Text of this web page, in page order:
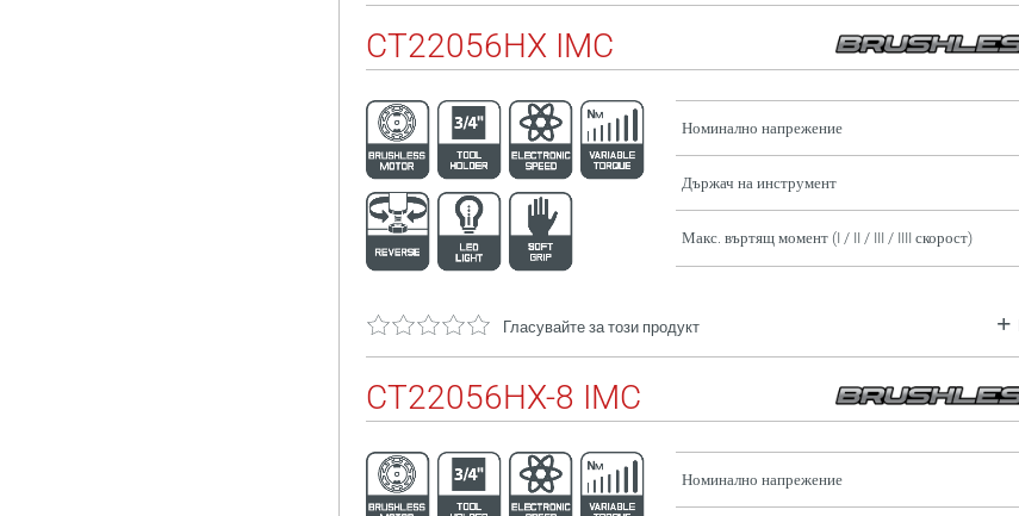
CT22056HX IMC
Номинално напрежение
Държач на инструмент
Макс. въртящ момент (I / II / III / IIII скорост)
Гласувайте за този продукт
CT22056HX-8 IMC
Номинално напрежение